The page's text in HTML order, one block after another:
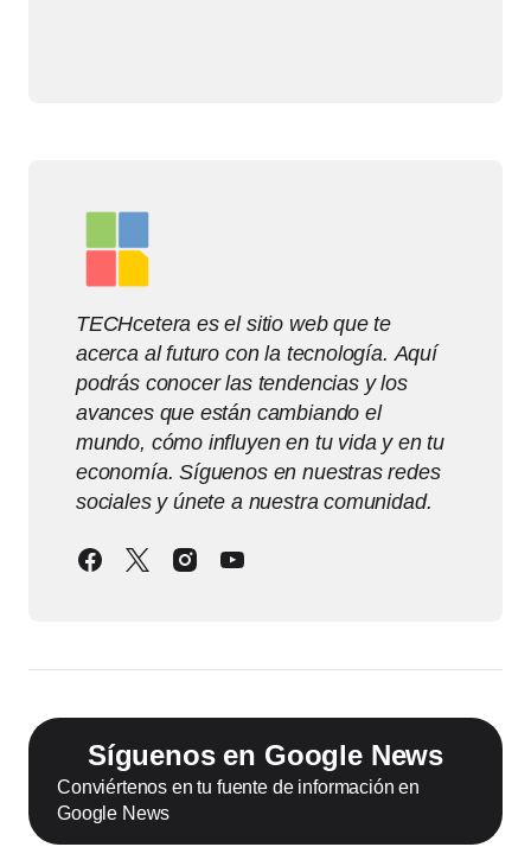
TECHcetera es el sitio web que te
acerca al futuro con la tecnología. Aquí
podrás conocer las tendencias y los
avances que están cambiando el
mundo, cómo influyen en tu vida y en tu
economía. Síguenos en nuestras redes
sociales y únete a nuestra comunidad.
Síguenos en Google News
Conviértenos en tu fuente de información en
Google News